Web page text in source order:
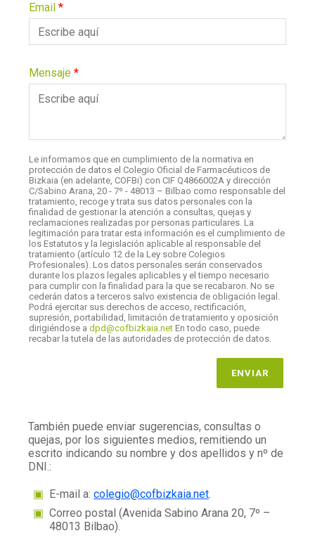
Email *
Mensaje *
Le informamos que en cumplimiento de la normativa en
protección de datos el Colegio Oficial de Farmacéuticos de
Bizkaia (en adelante, COFBi) con CIF Q4866002A y dirección
C/Sabino Arana, 20 - 7º - 48013 – Bilbao como responsable del
tratamiento, recoge y trata sus datos personales con la
finalidad de gestionar la atención a consultas, quejas y
reclamaciones realizadas por personas particulares. La
legitimación para tratar esta información es el cumplimiento de
los Estatutos y la legislación aplicable al responsable del
tratamiento (artículo 12 de la Ley sobre Colegios
Profesionales). Los datos personales serán conservados
durante los plazos legales aplicables y el tiempo necesario
para cumplir con la finalidad para la que se recabaron. No se
cederán datos a terceros salvo existencia de obligación legal.
Podrá ejercitar sus derechos de acceso, rectificación,
supresión, portabilidad, limitación de tratamiento y oposición
dirigiéndose a dpd@cofbizkaia.net En todo caso, puede
recabar la tutela de las autoridades de protección de datos.
ENVIAR
También puede enviar sugerencias, consultas o
quejas, por los siguientes medios, remitiendo un
escrito indicando su nombre y dos apellidos y nº de
DNI.:
E-mail a: colegio@cofbizkaia.net.
Correo postal (Avenida Sabino Arana 20, 7º –
48013 Bilbao).